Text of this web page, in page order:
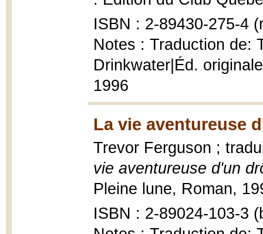
ISBN : 2-89430-275-4
Notes : Traduction de:
Drinkwater|Éd.
1996
La vie aventureuse
Trevor Ferguson ;
vie aventureuse d'un
Pleine lune, Roman,
ISBN : 2-89024-103-3